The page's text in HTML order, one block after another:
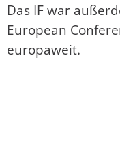
Das IF war
European
europaweit.